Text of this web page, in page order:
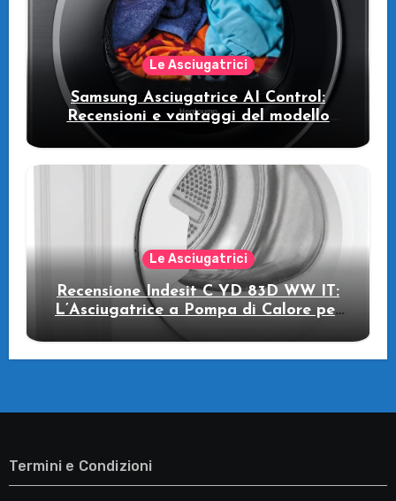
Le Asciugatrici
Samsung Asciugatrice AI Control:
Recensioni e vantaggi del modello
Le Asciugatrici
Recensione Indesit C YD 83D WW IT:
L’Asciugatrice a Pompa di Calore per
il Tuo Benessere
Termini e Condizioni